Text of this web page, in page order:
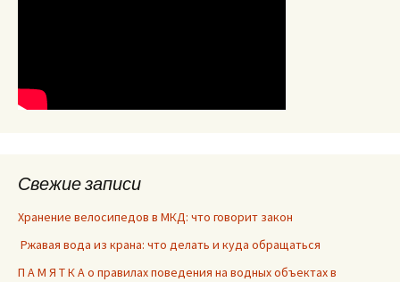
Свежие записи
Хранение велосипедов в МКД: что говорит закон
Ржавая вода из крана: что делать и куда обращаться
П А М Я Т К А о правилах поведения на водных объектах в